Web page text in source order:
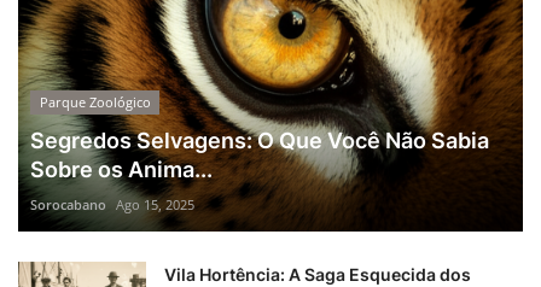
Parque Zoológico
Segredos Selvagens: O Que Você Não Sabia
Sobre os Anima...
Sorocabano Ago 15, 2025
Vila Hortência: A Saga Esquecida dos